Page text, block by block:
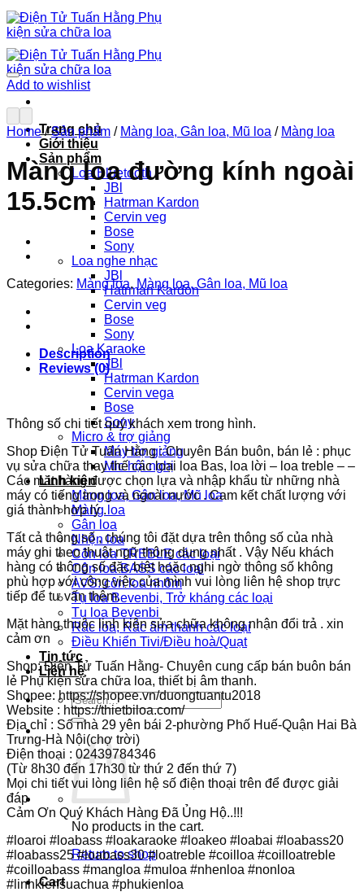
Chuyển
đến
nội
dung
Trang chủ
Giới thiệu
Sản phẩm
Loa Bluetooth
JBl
Hatrman Kardon
Cervin veg
Bose
Sony
Loa nghe nhạc
JBl
Hatrman Kardon
Cervin veg
Bose
Sony
Loa Karaoke
JBl
Hatrman Kardon
Cervin vega
Bose
Sony
Micro & trợ giảng
Máy trợ giảng
Mic hội nghị
Linh kiện
Màng loa, Gân loa, Mũ loa
Màng loa
Gân loa
Nhện loa
Côn loa TREBLE các loại
Côn loa BASS các loại
AVS: côn loa nhôm
Tụ loa Bevenbi, Trở kháng các loại
Tụ loa Bevenbi
Rắc loa, Rắc âm thanh các loại
Điều Khiển Tivi/Điều hoà/Quạt
Tin tức
Liên hệ
Search
for:
No products in the cart.
Return to shop
Cart
Add to wishlist
Home / Sản phẩm / Màng loa, Gân loa, Mũ loa / Màng loa
Màng loa đường kính ngoài
15.5cm
Categories: Màng loa, Màng loa, Gân loa, Mũ loa
Description
Reviews (0)
Thông số chi tiết quý khách xem trong hình.
Shop Điện Tử Tuấn Hằng : Chuyên Bán buôn, bán lẻ : phục
vụ sửa chữa thay thế các loại loa Bas, loa lời – loa treble – –
Các mặt hàng được chọn lựa và nhập khẩu từ những nhà
máy có tiếng trong và ngoài nước . Cam kết chất lượng với
giá thành hợp lý .
Tất cả thông số , chúng tôi đặt dựa trên thông số của nhà
máy ghi theo thuật ngữ thông dụng nhất . Vậy Nếu khách
hàng có thông số đặc biệt hoặc nghi ngờ thông số không
phù hợp với công việc của mình vui lòng liên hệ shop trực
tiếp để tư vấn thêm.
Mặt hàng thuộc linh kiện sửa chữa không nhận đổi trả . xin
cảm ơn
Shop: Điện Tử Tuấn Hằng- Chuyên cung cấp bán buôn bán
lẻ Phụ kiện sửa chữa loa, thiết bị âm thanh.
Shopee: https://shopee.vn/duongtuantu2018
Website : https://thietbiloa.com/
Địa chỉ : Số nhà 29 yên bái 2-phường Phố Huế-Quận Hai Bà
Trưng-Hà Nội(chợ trời)
Điện thoại : 02439784346
(Từ 8h30 đến 17h30 từ thứ 2 đến thứ 7)
Mọi chi tiết vui lòng liên hệ số điện thoại trên để được giải
đáp
Cảm Ơn Quý Khách Hàng Đã Ủng Hộ..!!!
#loaroi #loabass #loakaraoke #loakeo #loabai #loabass20
#loabass25 #loabass30 #loatreble #coilloa #coilloatreble
#coilloabass #mangloa #muloa #nhenloa #nonloa
#linhkiensuachua #phukienloa